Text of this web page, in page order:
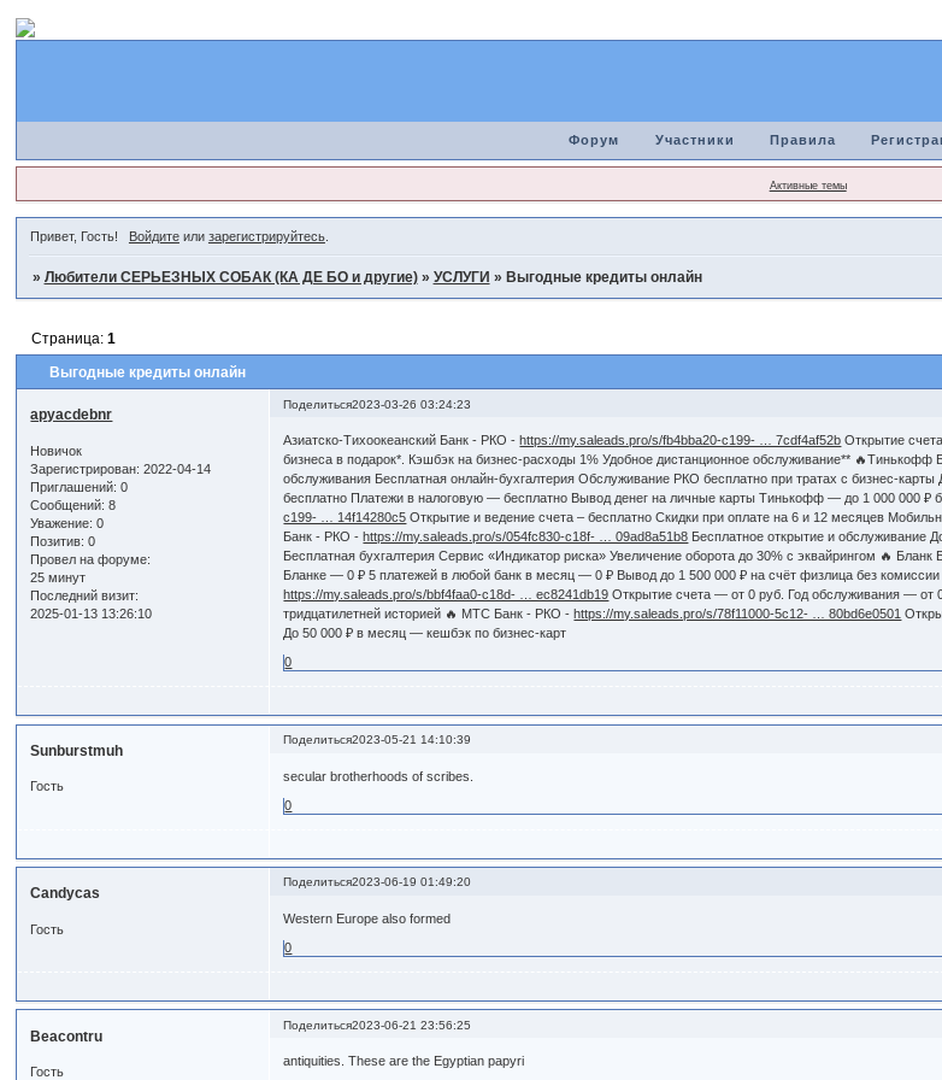
Форум Участники Правила
Активные темы
Привет, Гость! Войдитеили зарегистрируйтесь.
» Любители СЕРЬЕЗНЫХ СОБАК (КА ДЕ БО и другие) » УСЛУГИ » Выгодные кредиты онлайн
Выгодные кредиты онлайн
Страница: 1
Поделиться2023-03-26 03:24:23
apyacdebnr
Новичок
Зарегистрирован: 2022-04-14
Приглашений: 0
Сообщений: 8
Уважение: 0
Позитив: 0
Провел на форуме:
25 минут
Последний визит:
2025-01-13 13:26:10
Азиатско-Тихоокеанский Банк - РКО -https://my.saleads.pro/s/fb4bba20-c199- … 7cdf4af52b Открытие
бизнеса в подарок*. Кэшбэк на бизнес-расходы 1% Удобное дистанционное обслуживание**
обслуживания Бесплатная онлайн-бухгалтерия Обслуживание РКО бесплатно при тратах с бизнес-
бесплатно Платежи в налоговую — бесплатно Вывод денег на личные карты Тинькофф — до 1 000 000
c199- … 14f14280c5 Открытие и ведение счета – бесплатно Скидки при оплате на 6 и 12 месяцев
Банк - РКО -https://my.saleads.pro/s/054fc830-c18f- … 09ad8a51b8 Бесплатное открытие и обслуживание
Бесплатная бухгалтерия Сервис «Индикатор риска» Увеличение оборота до 30% с эквайрингом 🔥
Бланке — 0 ₽ 5 платежей в любой банк в месяц — 0 ₽ Вывод до 1 500 000 ₽ на счёт физлица без
https://my.saleads.pro/s/bbf4faa0-c18d- … ec8241db19 Открытие счета — от 0 руб. Год обслуживания — от
тридцатилетней историей 🔥 МТС Банк - РКО -https://my.saleads.pro/s/78f11000-5c12- … 80bd6e0501
До 50 000 ₽ в месяц — кешбэк по бизнес-карт
0
Поделиться2023-05-21 14:10:39
Sunburstmuh
Гость
secular brotherhoods of scribes.
0
Поделиться2023-06-19 01:49:20
Candycas
Гость
Western Europe also formed
0
Поделиться2023-06-21 23:56:25
Beacontru
Гость
antiquities. These are the Egyptian papyri